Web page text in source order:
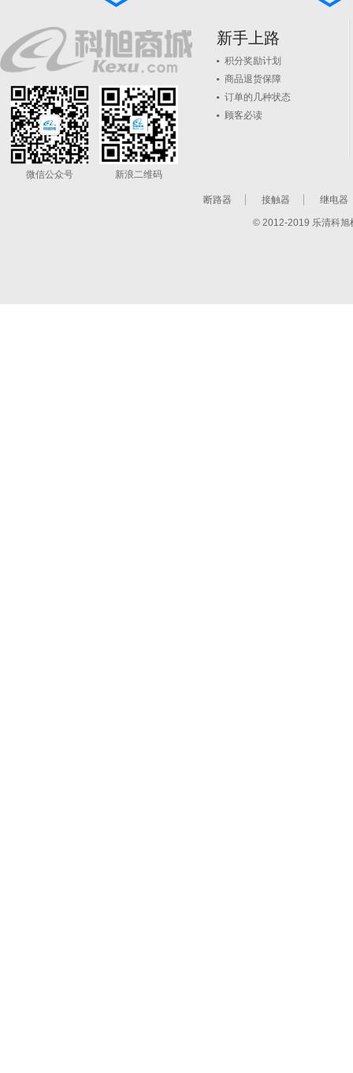
微信公众号 新浪二维码
新手上路
积分奖励计划
商品退货保障
订单的几种状态
顾客必读
断路器 接触器 继电器
© 2012-2019 乐清科旭